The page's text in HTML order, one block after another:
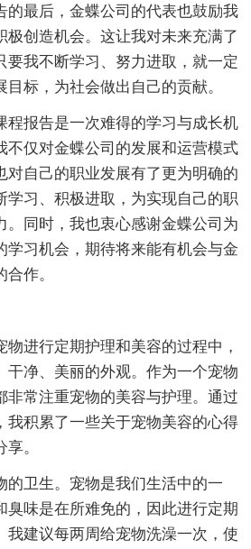
的最后，金蝶公司的代表也鼓励我
极创造机会。这让我对未来充满了
要我不断学习、努力进取，就一定
标，为社会做出自己的贡献。
程报告是一次难得的学习与成长机
不仅对金蝶公司的发展和运营模式
对自己的职业发展有了更为明确的
学习、积极进取，为实现自己的职
。同时，我也衷心感谢金蝶公司为
学习机会，期待将来能有机会与金
作。
物进行定期护理和美容的过程中，
干净、美丽的外观。作为一个宠物
非常注重宠物的美容与护理。通过
我积累了一些关于宠物美容的心得
。
的卫生。宠物是我们生活中的一
臭味是在所难免的，因此进行定期
我建议每两周给宠物洗澡一次，使